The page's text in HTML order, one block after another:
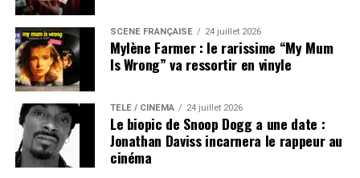
SCÈNE FRANÇAISE 24 juillet 2026
Mylène Farmer : le rarissime “My Mum
Is Wrong” va ressortir en vinyle
TÉLÉ / CINÉMA 24 juillet 2026
Le biopic de Snoop Dogg a une date :
Jonathan Daviss incarnera le rappeur au
cinéma